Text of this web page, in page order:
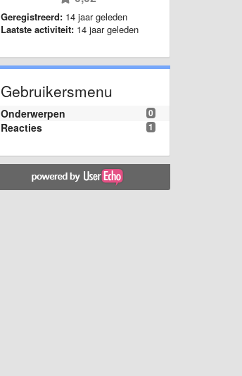
Geregistreerd: 14 jaar geleden
Laatste activiteit: 14 jaar geleden
Gebruikersmenu
0
Onderwerpen
1
Reacties